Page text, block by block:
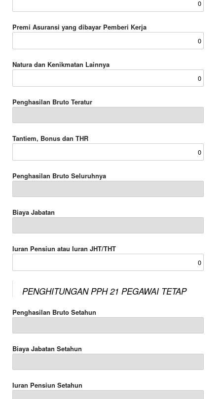
Premi Asuransi yang dibayar Pemberi Kerja
Natura dan Kenikmatan Lainnya
Penghasilan Bruto Teratur
Tantiem, Bonus dan THR
Penghasilan Bruto Seluruhnya
Biaya Jabatan
Iuran Pensiun atau Iuran JHT/THT
PENGHITUNGAN PPH 21 PEGAWAI TETAP
Penghasilan Bruto Setahun
Biaya Jabatan Setahun
Iuran Pensiun Setahun